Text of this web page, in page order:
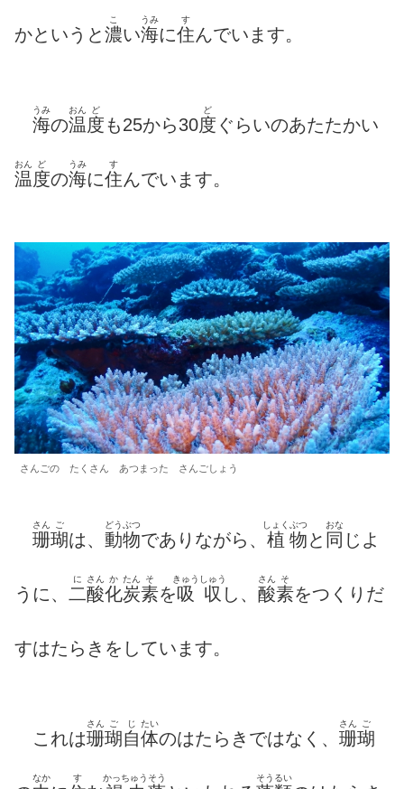
かというと濃
こ
い海
うみ
に住
す
んでいます。
海
うみ
の温
おん
度
ど
も25から30度
ど
ぐらいのあたたかい
温
おん
度
ど
の海
うみ
に住
す
んでいます。
さんごの たくさん あつまった さんごしょう
珊
さん
瑚
ご
は、 動物
どうぶつ
でありながら、 植
しょく
物
ぶつ
と 同
おな
じよ
うに、 二
に
酸
さん
化
か
炭
たん
素
そ
を吸
きゅう
収
しゅう
し、 酸
さん
素
そ
をつくりだ
すはたらきをしています。
これは珊
さん
瑚
ご
自
じ
体
たい
のはたらきではなく、 珊
さん
瑚
ご
なか す かっちゅう そう そう るい